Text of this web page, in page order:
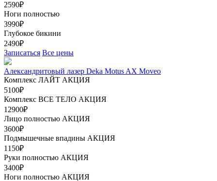
2590₽
Ноги полностью
3990₽
Глубокое бикини
2490₽
Записаться Все цены
Александритовый лазер Deka Motus AX Moveo
Комплекс ЛАЙТ АКЦИЯ
5100₽
Комплекс ВСЕ ТЕЛО АКЦИЯ
12900₽
Лицо полностью АКЦИЯ
3600₽
Подмышечные впадины АКЦИЯ
1150₽
Руки полностью АКЦИЯ
3400₽
Ноги полностью АКЦИЯ